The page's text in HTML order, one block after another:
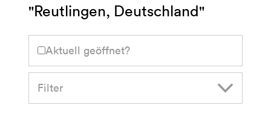
"Reutlingen, Deutschland"
Aktuell geöffnet?
Filter